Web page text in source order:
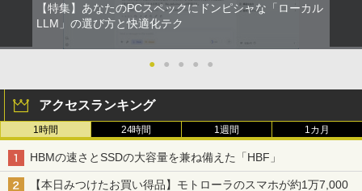
【特集】あなたのPCスペックにドンピシャな「ローカル
LLM」の選び方と快適化テク
● ● ● ● ●
アクセスランキング
1時間 24時間 1週間 1カ月
HBMの速さとSSDの大容量を兼ね備えた「HBF」
【本日みつけたお買い得品】モトローラのスマホが約1万7,000